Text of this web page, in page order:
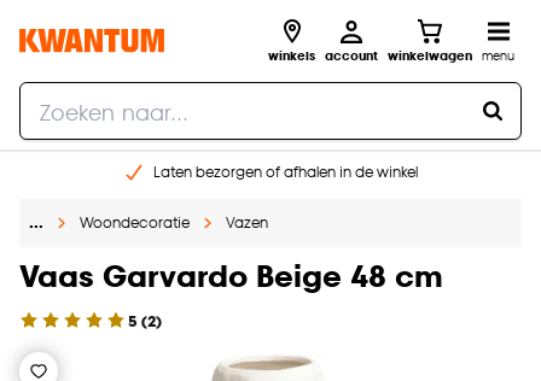
winkels account winkelwagen menu
Laten bezorgen of afhalen in de winkel
Gratis raam advies en inmeten aan huis
… Woondecoratie Vazen
Vaas Garvardo Beige 48 cm
5 (2)